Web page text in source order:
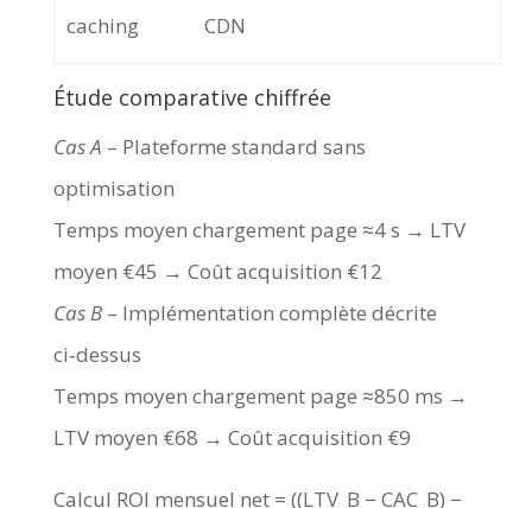
caching
CDN
Étude comparative chiffrée
Cas A – Plateforme standard sans
optimisation
Temps moyen chargement page ≈4 s → LTV
moyen €45 → Coût acquisition €12
Cas B– Implémentation complète décrite
ci‑dessus
Temps moyen chargement page ≈850 ms →
LTV moyen €68 → Coût acquisition €9
Calcul ROI mensuel net = ((LTV_B − CAC_B) −